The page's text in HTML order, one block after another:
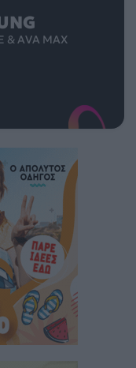
& AVA MAX